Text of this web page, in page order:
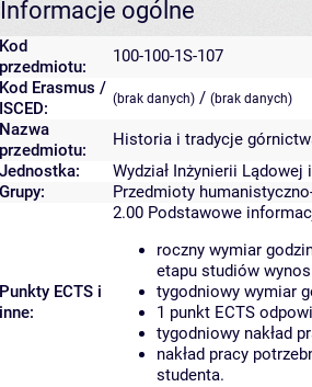
Informacje ogólne
Kod
przedmiotu:
100-100-1S-107
Kod Erasmus /
ISCED:
(brak danych) / (brak danych)
Nazwa
przedmiotu:
Historia i tradycje
Jednostka:
Wydział Inżynierii
Grupy:
Przedmioty
Punkty ECTS i
inne:
2.00 Podstawowe
roczny wymiar
etapu studiów
tygodniowy wymiar
1 punkt ECTS
tygodniowy nakład
nakład pracy
studenta.